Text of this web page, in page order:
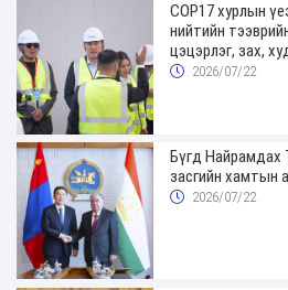
COP17 хурлын
нийтийн
цэцэрлэг, зах,
хуваарийг
2026/07/22
Бүгд Найрамдах
засгийн хамтын
2026/07/22